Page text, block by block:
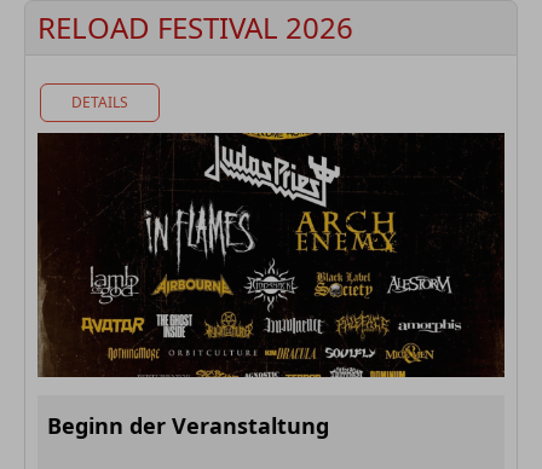
RELOAD FESTIVAL 2026
DETAILS
Beginn der Veranstaltung